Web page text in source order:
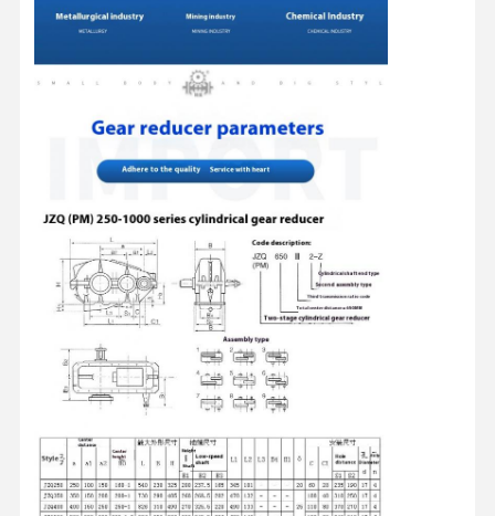
Блок шкива крана
Самосхваты
Перегонка двигателя и тормоза
Транспортное оборудование
Подъемные устройства
Аксессуары для кранов